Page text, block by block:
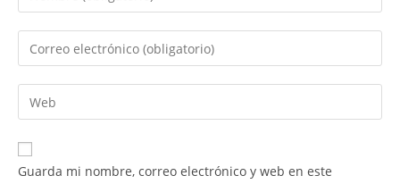
tu
nombre
de
usuario
para
comentar
Introduce
tu
dirección
de
electrónico
para
Introduce
la
URL
de
Guarda mi nombre, correo electrónico y web en este